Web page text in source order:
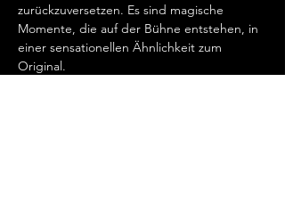
zurückzuversetzen. Es sind magische
Momente, die auf der Bühne entstehen, in
einer sensationellen Ähnlichkeit zum
Original.